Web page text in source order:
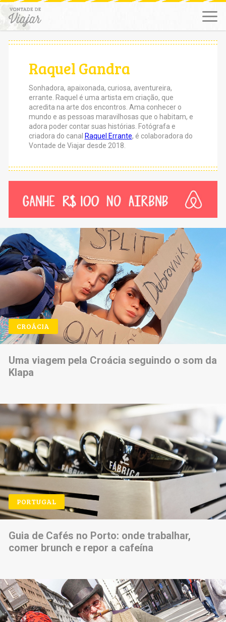
Raquel Gandra
Sonhadora, apaixonada, curiosa, aventureira,
errante. Raquel é uma artista em criação, que
acredita na arte dos encontros. Ama conhecer o
mundo e as pessoas maravilhosas que o habitam, e
adora poder contar suas histórias. Fotógrafa e
criadora do canal Raquel Errante, é colaboradora do
Vontade de Viajar desde 2018.
CROÁCIA
Uma viagem pela Croácia seguindo o som da
Klapa
PORTUGAL
Guia de Cafés no Porto: onde trabalhar,
comer brunch e repor a cafeína